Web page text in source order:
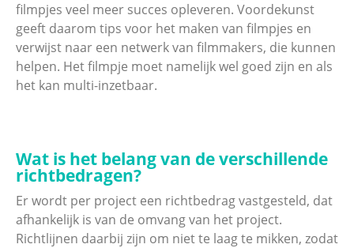
filmpjes veel meer succes opleveren. Voordekunst
geeft daarom tips voor het maken van filmpjes en
verwijst naar een netwerk van filmmakers, die kunnen
helpen. Het filmpje moet namelijk wel goed zijn en als
het kan multi-inzetbaar.
Wat is het belang van de verschillende
richtbedragen?
Er wordt per project een richtbedrag vastgesteld, dat
afhankelijk is van de omvang van het project.
Richtlijnen daarbij zijn om niet te laag te mikken, zodat